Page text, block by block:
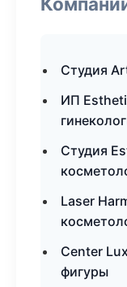
Студия
ИП
Студия
Laser
Center
фигуры